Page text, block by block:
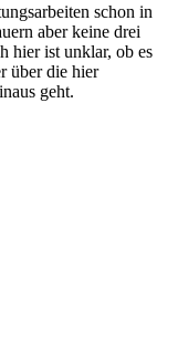
schon in
aber keine drei
hier ist unklar, ob es
über die hier
geht.